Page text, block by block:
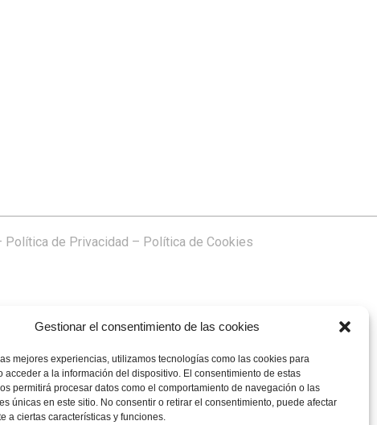
Gestionar el consentimiento de las cookies
mejores experiencias, utilizamos tecnologías como las cookies para
acceder a la información del dispositivo. El consentimiento de estas
permitirá procesar datos como el comportamiento de navegación o las
únicas en este sitio. No consentir o retirar el consentimiento, puede afectar
a ciertas características y funciones.
Política de Privacidad – Política de Cookies